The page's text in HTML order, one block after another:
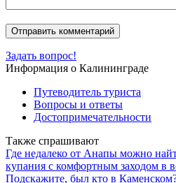
Задать вопрос!
Информация о Калининграде
Путеводитель туриста
Вопросы и ответы
Достопримечательности
Также спрашивают
Где недалеко от Анапы можно
купания с комфортным заходом в
Подскажите, был кто в